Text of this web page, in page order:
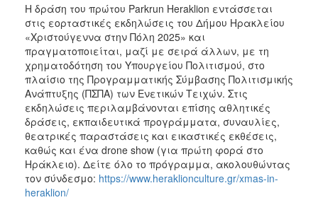
Η δράση του πρώτου Parkrun Heraklion εντάσσεται
στις εορταστικές εκδηλώσεις του Δήμου Ηρακλείου
«Χριστούγεννα στην Πόλη 2025» και
πραγματοποιείται, μαζί με σειρά άλλων, με τη
χρηματοδότηση του Υπουργείου Πολιτισμού, στο
πλαίσιο της Προγραμματικής Σύμβασης Πολιτισμικής
Ανάπτυξης (ΠΣΠΑ) των Ενετικών Τειχών. Στις
εκδηλώσεις περιλαμβάνονται επίσης αθλητικές
δράσεις, εκπαιδευτικά προγράμματα, συναυλίες,
θεατρικές παραστάσεις και εικαστικές εκθέσεις,
καθώς και ένα drone show (για πρώτη φορά στο
Ηράκλειο). Δείτε όλο το πρόγραμμα, ακολουθώντας
τον σύνδεσμο: https://www.heraklionculture.gr/xmas-in-
heraklion/